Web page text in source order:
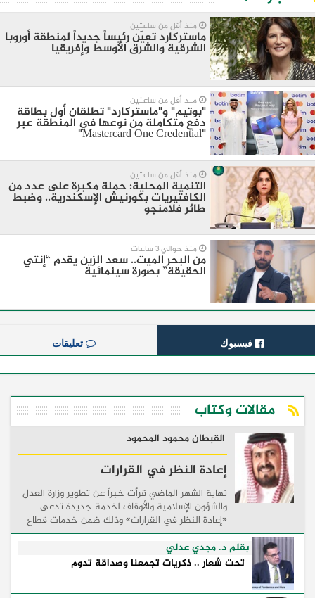
منذ أقل من ساعتين
ماستركارد تعيّن رئيساً جديداً لمنطقة أوروبا
الشرقية والشرق الأوسط وإفريقيا
منذ أقل من ساعتين
"بوتيم" و"ماستركارد" تطلقان أول بطاقة
دفع متكاملة من نوعها في المنطقة عبر
"Mastercard One Credential"
منذ أقل من ساعتين
التنمية المحلية: حملة مكبرة على عدد من
الكافتيريات بكورنيش الإسكندرية.. وضبط
طائر فلامنجو
منذ حوالي 3 ساعات
من البحر الميت.. سعد الزين يقدم “إنتي
الحقيقة” بصورة سينمائية
فيسبوك تعليقات
مقالات وكتاب
القبطان محمود المحمود
إعادة النظر في القرارات
نهاية الشهر الماضي قرأت خبراً عن تطوير وزارة العدل
والشؤون الإسلامية والأوقاف لخدمة جديدة تدعى
«إعادة النظر في القرارات» وذلك ضمن خدمات قطاع
القاصرين بحيث تتيح للخاضعين للولاية والقائمين على
...
بقلم د. مجدي عدلي
تحت شعار .. ذكريات تجمعنا وصداقة تدوم